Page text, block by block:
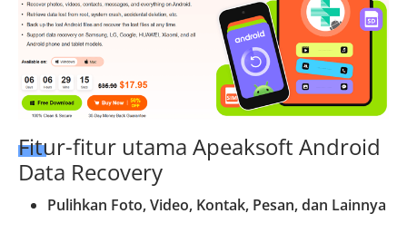
Fitur-fitur utama Apeaksoft Android
Data Recovery
Pulihkan Foto, Video, Kontak, Pesan, dan Lainnya